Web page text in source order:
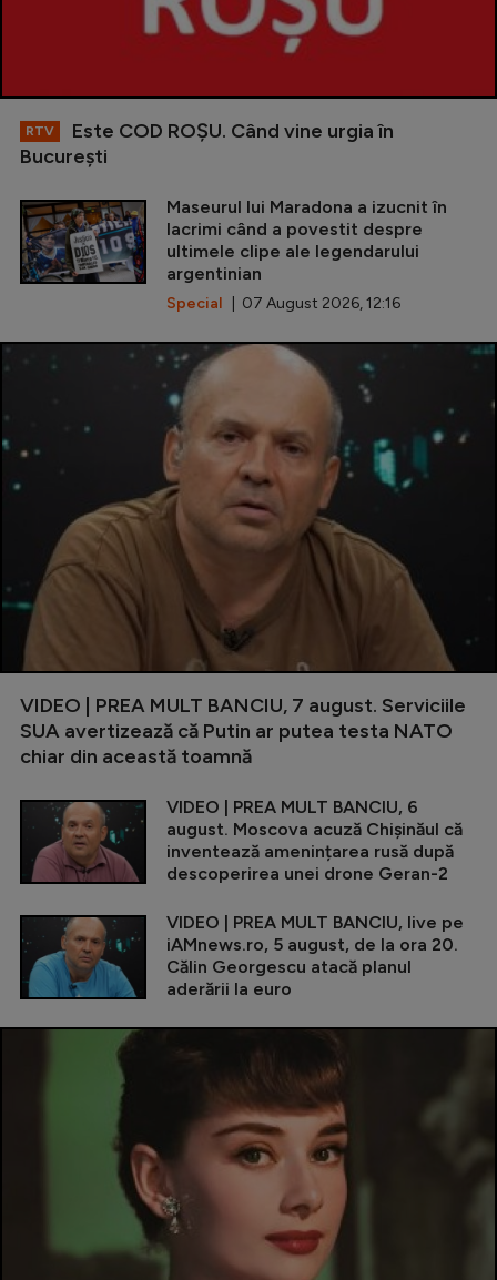
RTV
Este COD ROŞU. Când vine urgia în
Bucureşti
Maseurul lui Maradona a izucnit în
lacrimi când a povestit despre
ultimele clipe ale legendarului
argentinian
Special | 07 August 2026, 12:16
VIDEO | PREA MULT BANCIU, 7 august. Serviciile
SUA avertizează că Putin ar putea testa NATO
chiar din această toamnă
VIDEO | PREA MULT BANCIU, 6
august. Moscova acuză Chișinăul că
inventează amenințarea rusă după
descoperirea unei drone Geran-2
VIDEO | PREA MULT BANCIU, live pe
iAMnews.ro, 5 august, de la ora 20.
Călin Georgescu atacă planul
aderării la euro